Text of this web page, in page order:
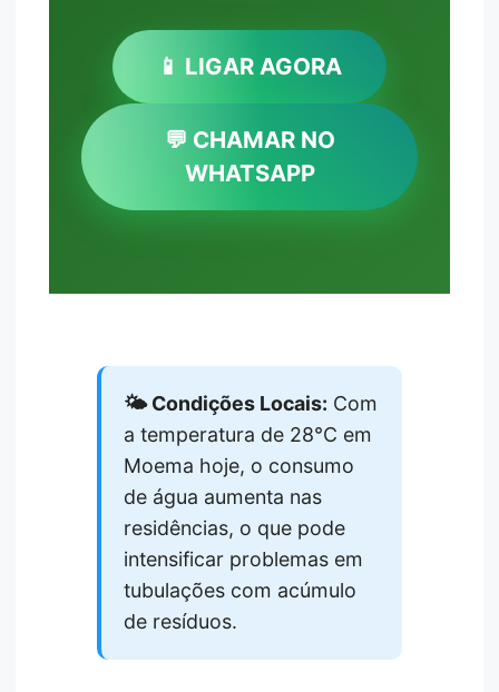
📱 LIGAR AGORA
💬 CHAMAR NO
WHATSAPP
🌤️ Condições Locais: Com
a temperatura de 28°C em
Moema hoje, o consumo
de água aumenta nas
residências, o que pode
intensificar problemas em
tubulações com acúmulo
de resíduos.